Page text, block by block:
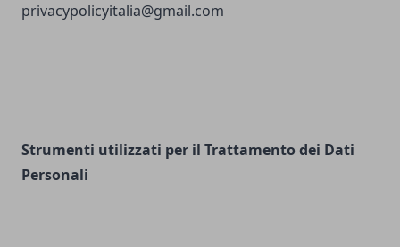
privacypolicyitalia@gmail.com
Strumenti utilizzati per il Trattamento dei Dati
Personali